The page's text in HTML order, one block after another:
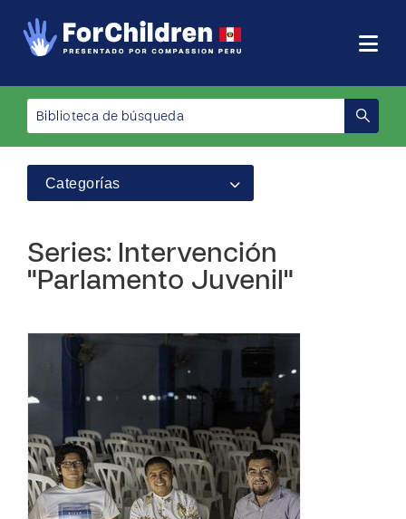
Categorías
Series: Intervención
"Parlamento Juvenil"